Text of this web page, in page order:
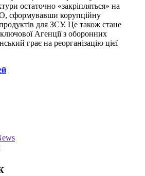
остаточно «закріпляться» на
сформувавши корупційну
для ЗСУ. Це також стане
Агенції з оборонних
грає на реорганізацію цієї